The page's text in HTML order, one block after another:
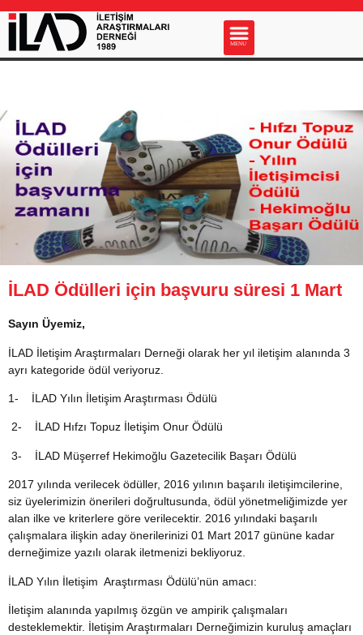
MENU
İLAD Ödülleri için başvuru süresi 1 Mart
Sayın Üyemiz,
İLAD İletişim Araştırmaları Derneği olarak her yıl iletişim alanında 3
ayrı kategoride ödül veriyoruz.
1- İLAD Yılın İletişim Araştırması Ödülü
2- İLAD Hıfzı Topuz İletişim Onur Ödülü
3- İLAD Müşerref Hekimoğlu Gazetecilik Başarı Ödülü
2017 yılında verilecek ödüller, 2016 yılının başarılı iletişimcilerine,
siz üyelerimizin önerileri doğrultusunda, ödül yönetmeliğimizde yer
alan ilke ve kriterlere göre verilecektir. 2016 yılındaki başarılı
çalışmalara ilişkin aday önerilerinizi 01 Mart 2017 gününe kadar
derneğimize yazılı olarak iletmenizi bekliyoruz.
İLAD Yılın İletişim Araştırması Ödülü’nün amacı:
İletişim alanında yapılmış özgün ve ampirik çalışmaları
desteklemektir. İletişim Araştırmaları Derneğimizin kuruluş amaçları